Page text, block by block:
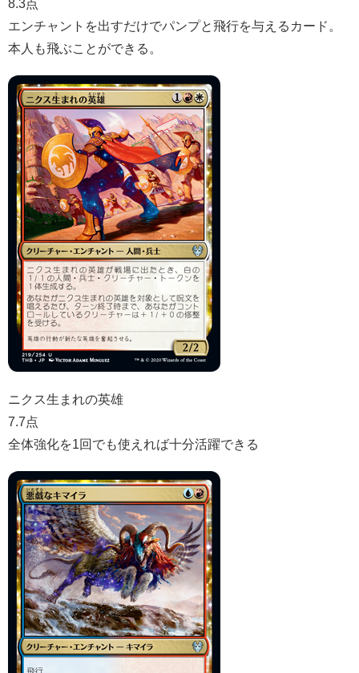
8.3点
エンチャントを出すだけでパンプと飛行を与えるカード。
本人も飛ぶことができる。
ニクス生まれの英雄
7.7点
全体強化を1回でも使えれば十分活躍できる